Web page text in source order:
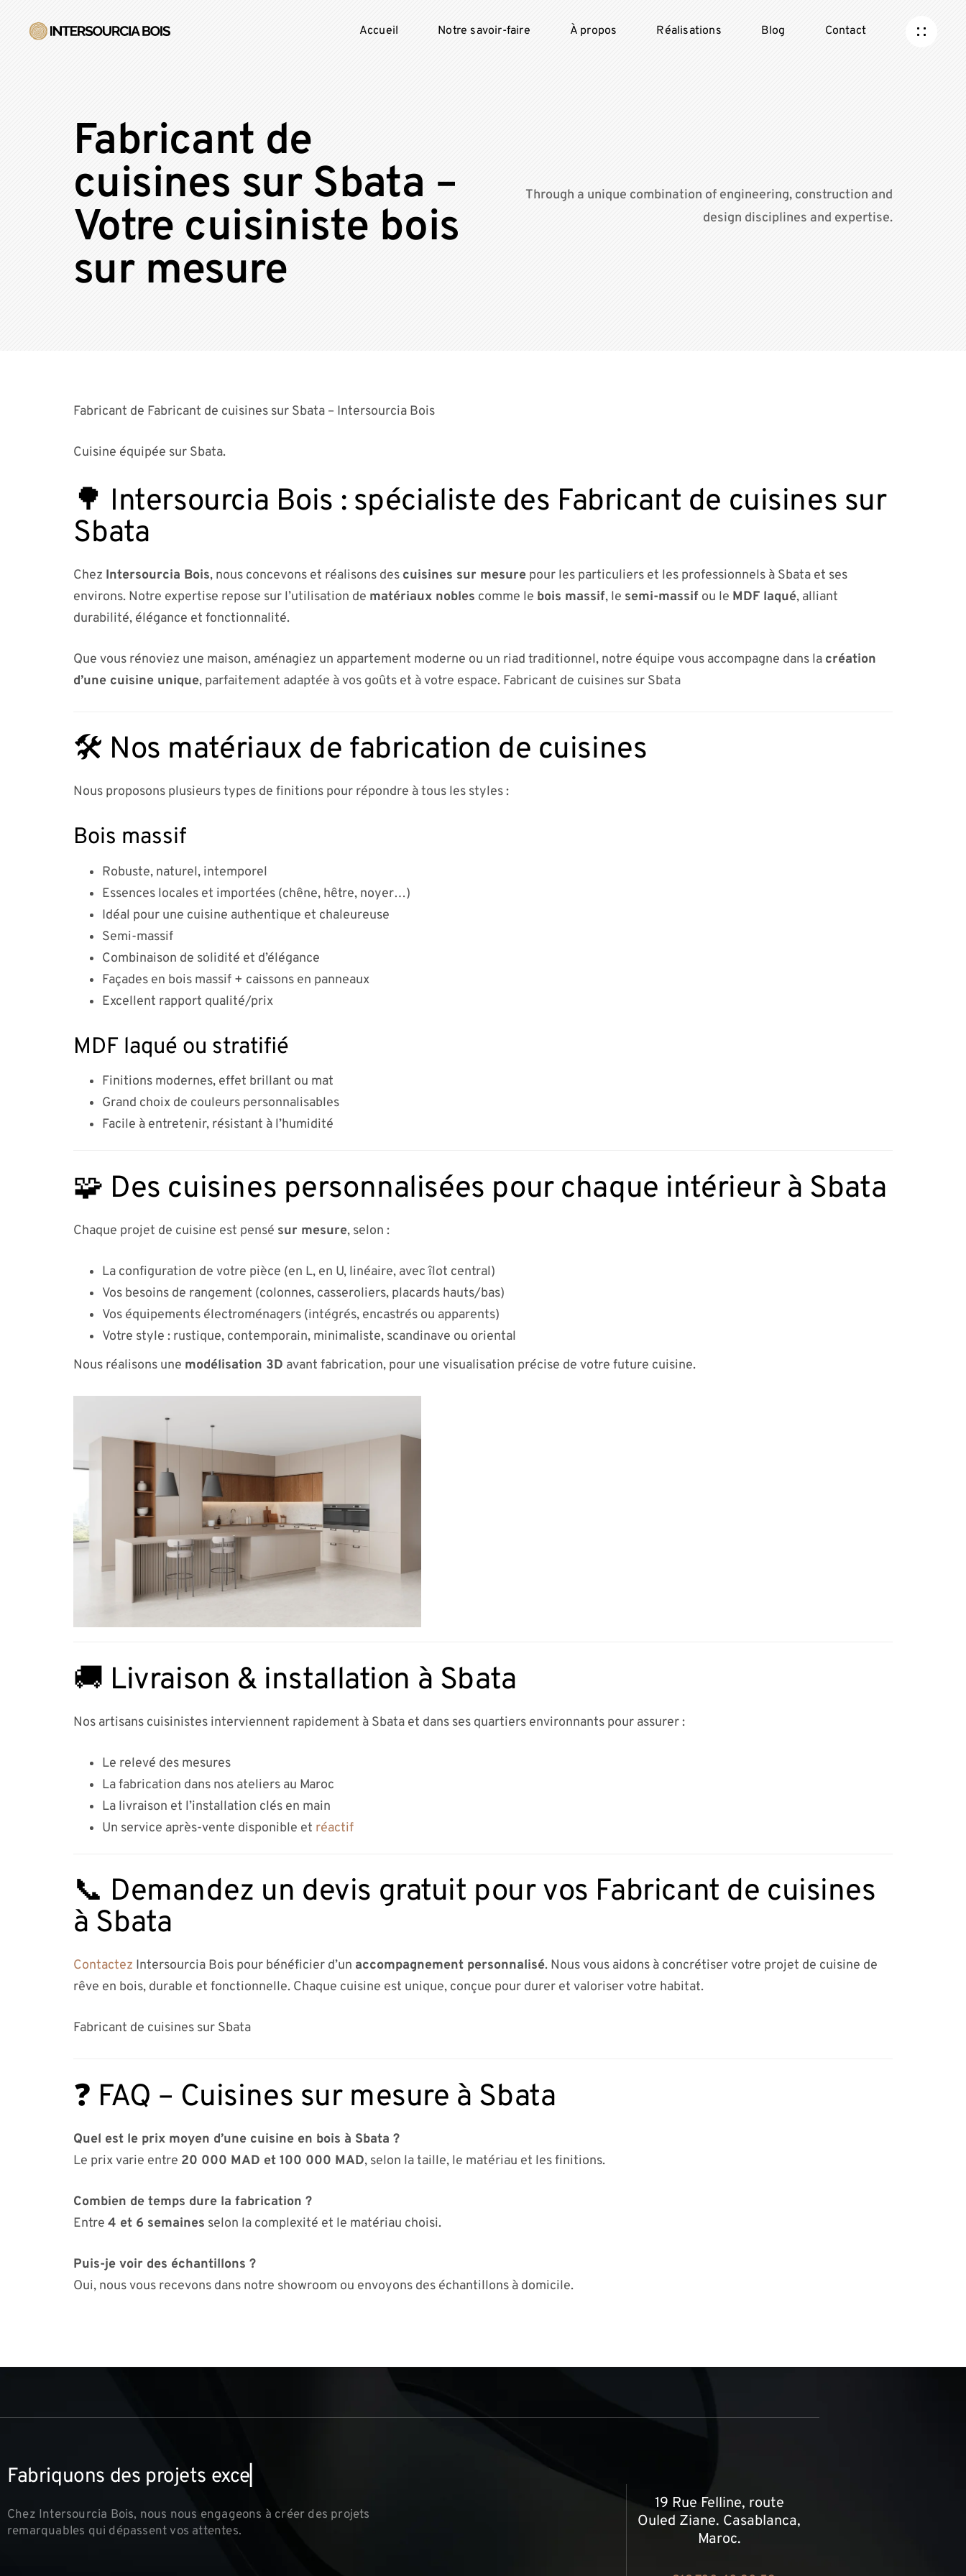
Accueil Notre savoir-faire À propos Réalisations Blog Contact
Fabricant de
cuisines sur Sbata –
Votre cuisiniste bois
sur mesure
Through a unique combination of engineering, construction and
design disciplines and expertise.
Fabricant de Fabricant de cuisines sur Sbata – Intersourcia Bois
Cuisine équipée sur Sbata.
🌳 Intersourcia Bois : spécialiste des Fabricant de cuisines sur
Sbata
Chez Intersourcia Bois, nous concevons et réalisons des cuisines sur mesure pour les particuliers et les professionnels à Sbata et ses
environs. Notre expertise repose sur l’utilisation de matériaux nobles comme le bois massif, le semi-massif ou le MDF laqué, alliant
durabilité, élégance et fonctionnalité.
Que vous rénoviez une maison, aménagiez un appartement moderne ou un riad traditionnel, notre équipe vous accompagne dans la création
d’une cuisine unique, parfaitement adaptée à vos goûts et à votre espace. Fabricant de cuisines sur Sbata
🛠️ Nos matériaux de fabrication de cuisines
Nous proposons plusieurs types de finitions pour répondre à tous les styles :
Bois massif
Robuste, naturel, intemporel
Essences locales et importées (chêne, hêtre, noyer…)
Idéal pour une cuisine authentique et chaleureuse
Semi-massif
Combinaison de solidité et d’élégance
Façades en bois massif + caissons en panneaux
Excellent rapport qualité/prix
MDF laqué ou stratifié
Finitions modernes, effet brillant ou mat
Grand choix de couleurs personnalisables
Facile à entretenir, résistant à l’humidité
🧩 Des cuisines personnalisées pour chaque intérieur à Sbata
Chaque projet de cuisine est pensé sur mesure, selon :
La configuration de votre pièce (en L, en U, linéaire, avec îlot central)
Vos besoins de rangement (colonnes, casseroliers, placards hauts/bas)
Vos équipements électroménagers (intégrés, encastrés ou apparents)
Votre style : rustique, contemporain, minimaliste, scandinave ou oriental
Nous réalisons une modélisation 3D avant fabrication, pour une visualisation précise de votre future cuisine.
🚚 Livraison & installation à Sbata
Nos artisans cuisinistes interviennent rapidement à Sbata et dans ses quartiers environnants pour assurer :
Le relevé des mesures
La fabrication dans nos ateliers au Maroc
La livraison et l’installation clés en main
Un service après-vente disponible et réactif
📞 Demandez un devis gratuit pour vos Fabricant de cuisines
à Sbata
Contactez Intersourcia Bois pour bénéficier d’un accompagnement personnalisé. Nous vous aidons à concrétiser votre projet de cuisine de
rêve en bois, durable et fonctionnelle. Chaque cuisine est unique, conçue pour durer et valoriser votre habitat.
Fabricant de cuisines sur Sbata
❓ FAQ – Cuisines sur mesure à Sbata
Quel est le prix moyen d’une cuisine en bois à Sbata ?
Le prix varie entre 20 000 MAD et 100 000 MAD, selon la taille, le matériau et les finitions.
Combien de temps dure la fabrication ?
Entre 4 et 6 semaines selon la complexité et le matériau choisi.
Puis-je voir des échantillons ?
Oui, nous vous recevons dans notre showroom ou envoyons des échantillons à domicile.
Fabriquons des projets exce
Chez Intersourcia Bois, nous nous engageons à créer des projets
remarquables qui dépassent vos attentes.
19 Rue Felline, route
Ouled Ziane. Casablanca,
Maroc.